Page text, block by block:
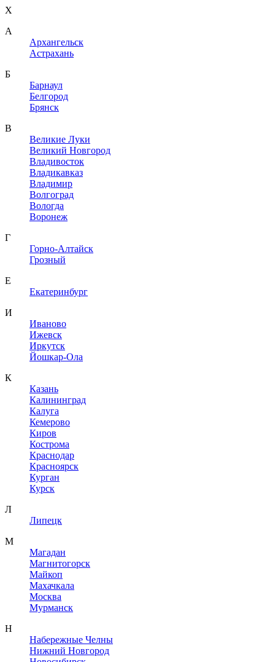
X
A
Архангельск
Астрахань
Б
Барнаул
Белгород
Брянск
В
Великие Луки
Великий Новгород
Владивосток
Владикавказ
Владимир
Волгоград
Вологда
Воронеж
Г
Горно-Алтайск
Грозный
Е
Екатеринбург
И
Иваново
Ижевск
Иркутск
Йошкар-Ола
К
Казань
Калининград
Калуга
Кемерово
Киров
Кострома
Краснодар
Красноярск
Курган
Курск
Л
Липецк
М
Магадан
Магнитогорск
Майкоп
Махачкала
Москва
Мурманск
Н
Набережные Челны
Нижний Новгород